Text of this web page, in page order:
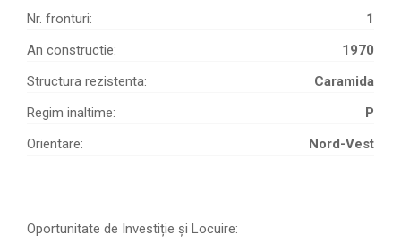
Nr. fronturi:
1
An constructie:
1970
Structura rezistenta:
Caramida
Regim inaltime:
P
Orientare:
Nord-Vest
Oportunitate de Investiție și Locuire: